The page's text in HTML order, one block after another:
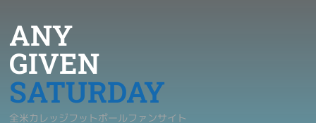
ANY
GIVEN
SATURDAY
全米カレッジフットボールファンサイト